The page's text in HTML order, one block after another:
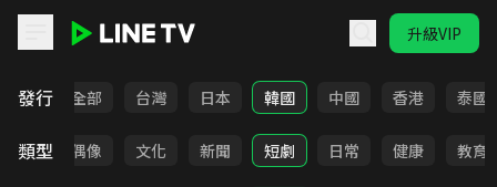
升級VIP
發行 全部 台灣 日本 韓國 中國 香港 泰國
類型
歌唱 偶像 文化 新聞 短劇 日常 健康 教育